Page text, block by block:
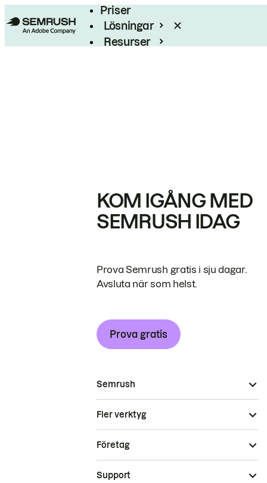
Priser
Lösningar
Resurser
KOM IGÅNG MED
SEMRUSH IDAG
Prova Semrush gratis i sju dagar.
Avsluta när som helst.
Prova gratis
Semrush
Fler verktyg
Företag
Support